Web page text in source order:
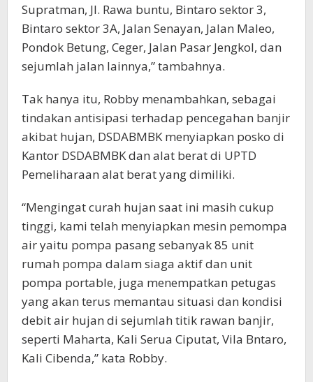
Supratman, Jl. Rawa buntu, Bintaro sektor 3,
Bintaro sektor 3A, Jalan Senayan, Jalan Maleo,
Pondok Betung, Ceger, Jalan Pasar Jengkol, dan
sejumlah jalan lainnya,” tambahnya.
Tak hanya itu, Robby menambahkan, sebagai
tindakan antisipasi terhadap pencegahan banjir
akibat hujan, DSDABMBK menyiapkan posko di
Kantor DSDABMBK dan alat berat di UPTD
Pemeliharaan alat berat yang dimiliki.
“Mengingat curah hujan saat ini masih cukup
tinggi, kami telah menyiapkan mesin pemompa
air yaitu pompa pasang sebanyak 85 unit
rumah pompa dalam siaga aktif dan unit
pompa portable, juga menempatkan petugas
yang akan terus memantau situasi dan kondisi
debit air hujan di sejumlah titik rawan banjir,
seperti Maharta, Kali Serua Ciputat, Vila Bntaro,
Kali Cibenda,” kata Robby.